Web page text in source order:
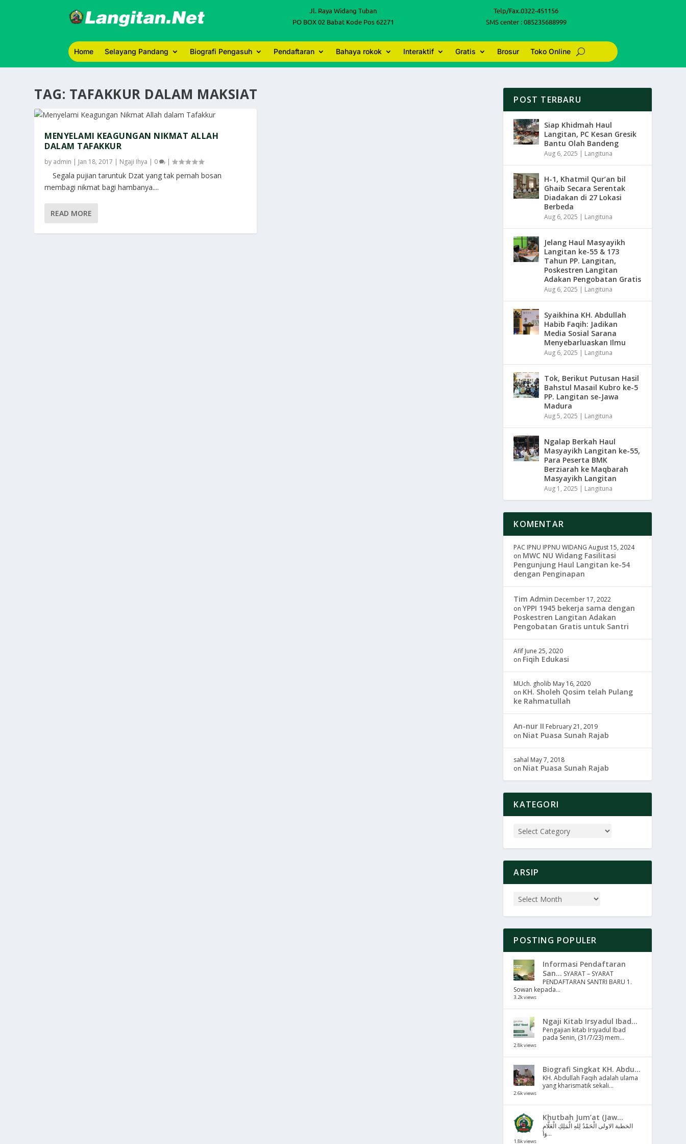
Jl. Raya Widang Tuban
PO BOX 02 Babat Kode Pos 62271
Telp/Fax.0322-451156
SMS center : 085235688999
Home Selayang Pandang Biografi Pengasuh Pendaftaran Bahaya rokok Interaktif Gratis Brosur Toko Online
TAG: TAFAKKUR DALAM MAKSIAT
MENYELAMI KEAGUNGAN NIKMAT ALLAH
DALAM TAFAKKUR
by admin | Jan 18, 2017 | Ngaji Ihya | 0 |
Segala pujian taruntuk Dzat yang tak pernah bosan
membagi nikmat bagi hambanya....
READ MORE
POST TERBARU
Siap Khidmah Haul
Langitan, PC Kesan Gresik
Bantu Olah Bandeng
Aug 6, 2025 | Langituna
H-1, Khatmil Qur’an bil
Ghaib Secara Serentak
Diadakan di 27 Lokasi
Berbeda
Aug 6, 2025 | Langituna
Jelang Haul Masyayikh
Langitan ke-55 & 173
Tahun PP. Langitan,
Poskestren Langitan
Adakan Pengobatan Gratis
Aug 6, 2025 | Langituna
Syaikhina KH. Abdullah
Habib Faqih: Jadikan
Media Sosial Sarana
Menyebarluaskan Ilmu
Aug 6, 2025 | Langituna
Tok, Berikut Putusan Hasil
Bahstul Masail Kubro ke-5
PP. Langitan se-Jawa
Madura
Aug 5, 2025 | Langituna
Ngalap Berkah Haul
Masyayikh Langitan ke-55,
Para Peserta BMK
Berziarah ke Maqbarah
Masyayikh Langitan
Aug 1, 2025 | Langituna
KOMENTAR
PAC IPNU IPPNU WIDANG August 15, 2024
on MWC NU Widang Fasilitasi
Pengunjung Haul Langitan ke-54
dengan Penginapan
Tim Admin December 17, 2022
onYPPI 1945 bekerja sama dengan
Poskestren Langitan Adakan
Pengobatan Gratis untuk Santri
Afif June 25, 2020
on Fiqih Edukasi
MUch. gholib May 16, 2020
on KH. Sholeh Qosim telah Pulang
ke Rahmatullah
An-nur II February 21, 2019
on Niat Puasa Sunah Rajab
sahal May 7, 2018
on Niat Puasa Sunah Rajab
KATEGORI
ARSIP
POSTING POPULER
Informasi Pendaftaran
San... SYARAT – SYARAT
PENDAFTARAN SANTRI BARU 1.
Sowan kepada...
3.2k views
Ngaji Kitab Irsyadul Ibad...
Pengajian kitab Irsyadul Ibad
pada Senin, (31/7/23) mem...
2.8k views
Biografi Singkat KH. Abdu...
KH. Abdullah Faqih adalah ulama
yang kharismatik sekali...
2.6k views
Khutbah Jum’at (Jaw...
الخطبة الاولى الْحَمْدُ لِلهِ الْمَلِكِ الْعَلَّامِ
وَا...
1.8k views